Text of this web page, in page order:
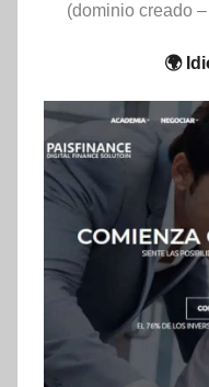
(dominio creado
🌍